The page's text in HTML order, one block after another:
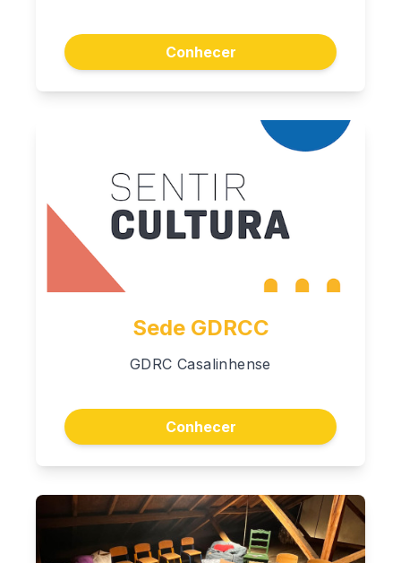
Conhecer
Sede GDRCC
GDRC Casalinhense
Conhecer